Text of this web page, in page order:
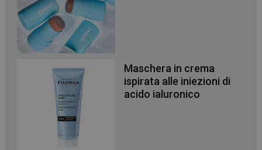
Maschera in crema
ispirata alle iniezioni di
acido ialuronico